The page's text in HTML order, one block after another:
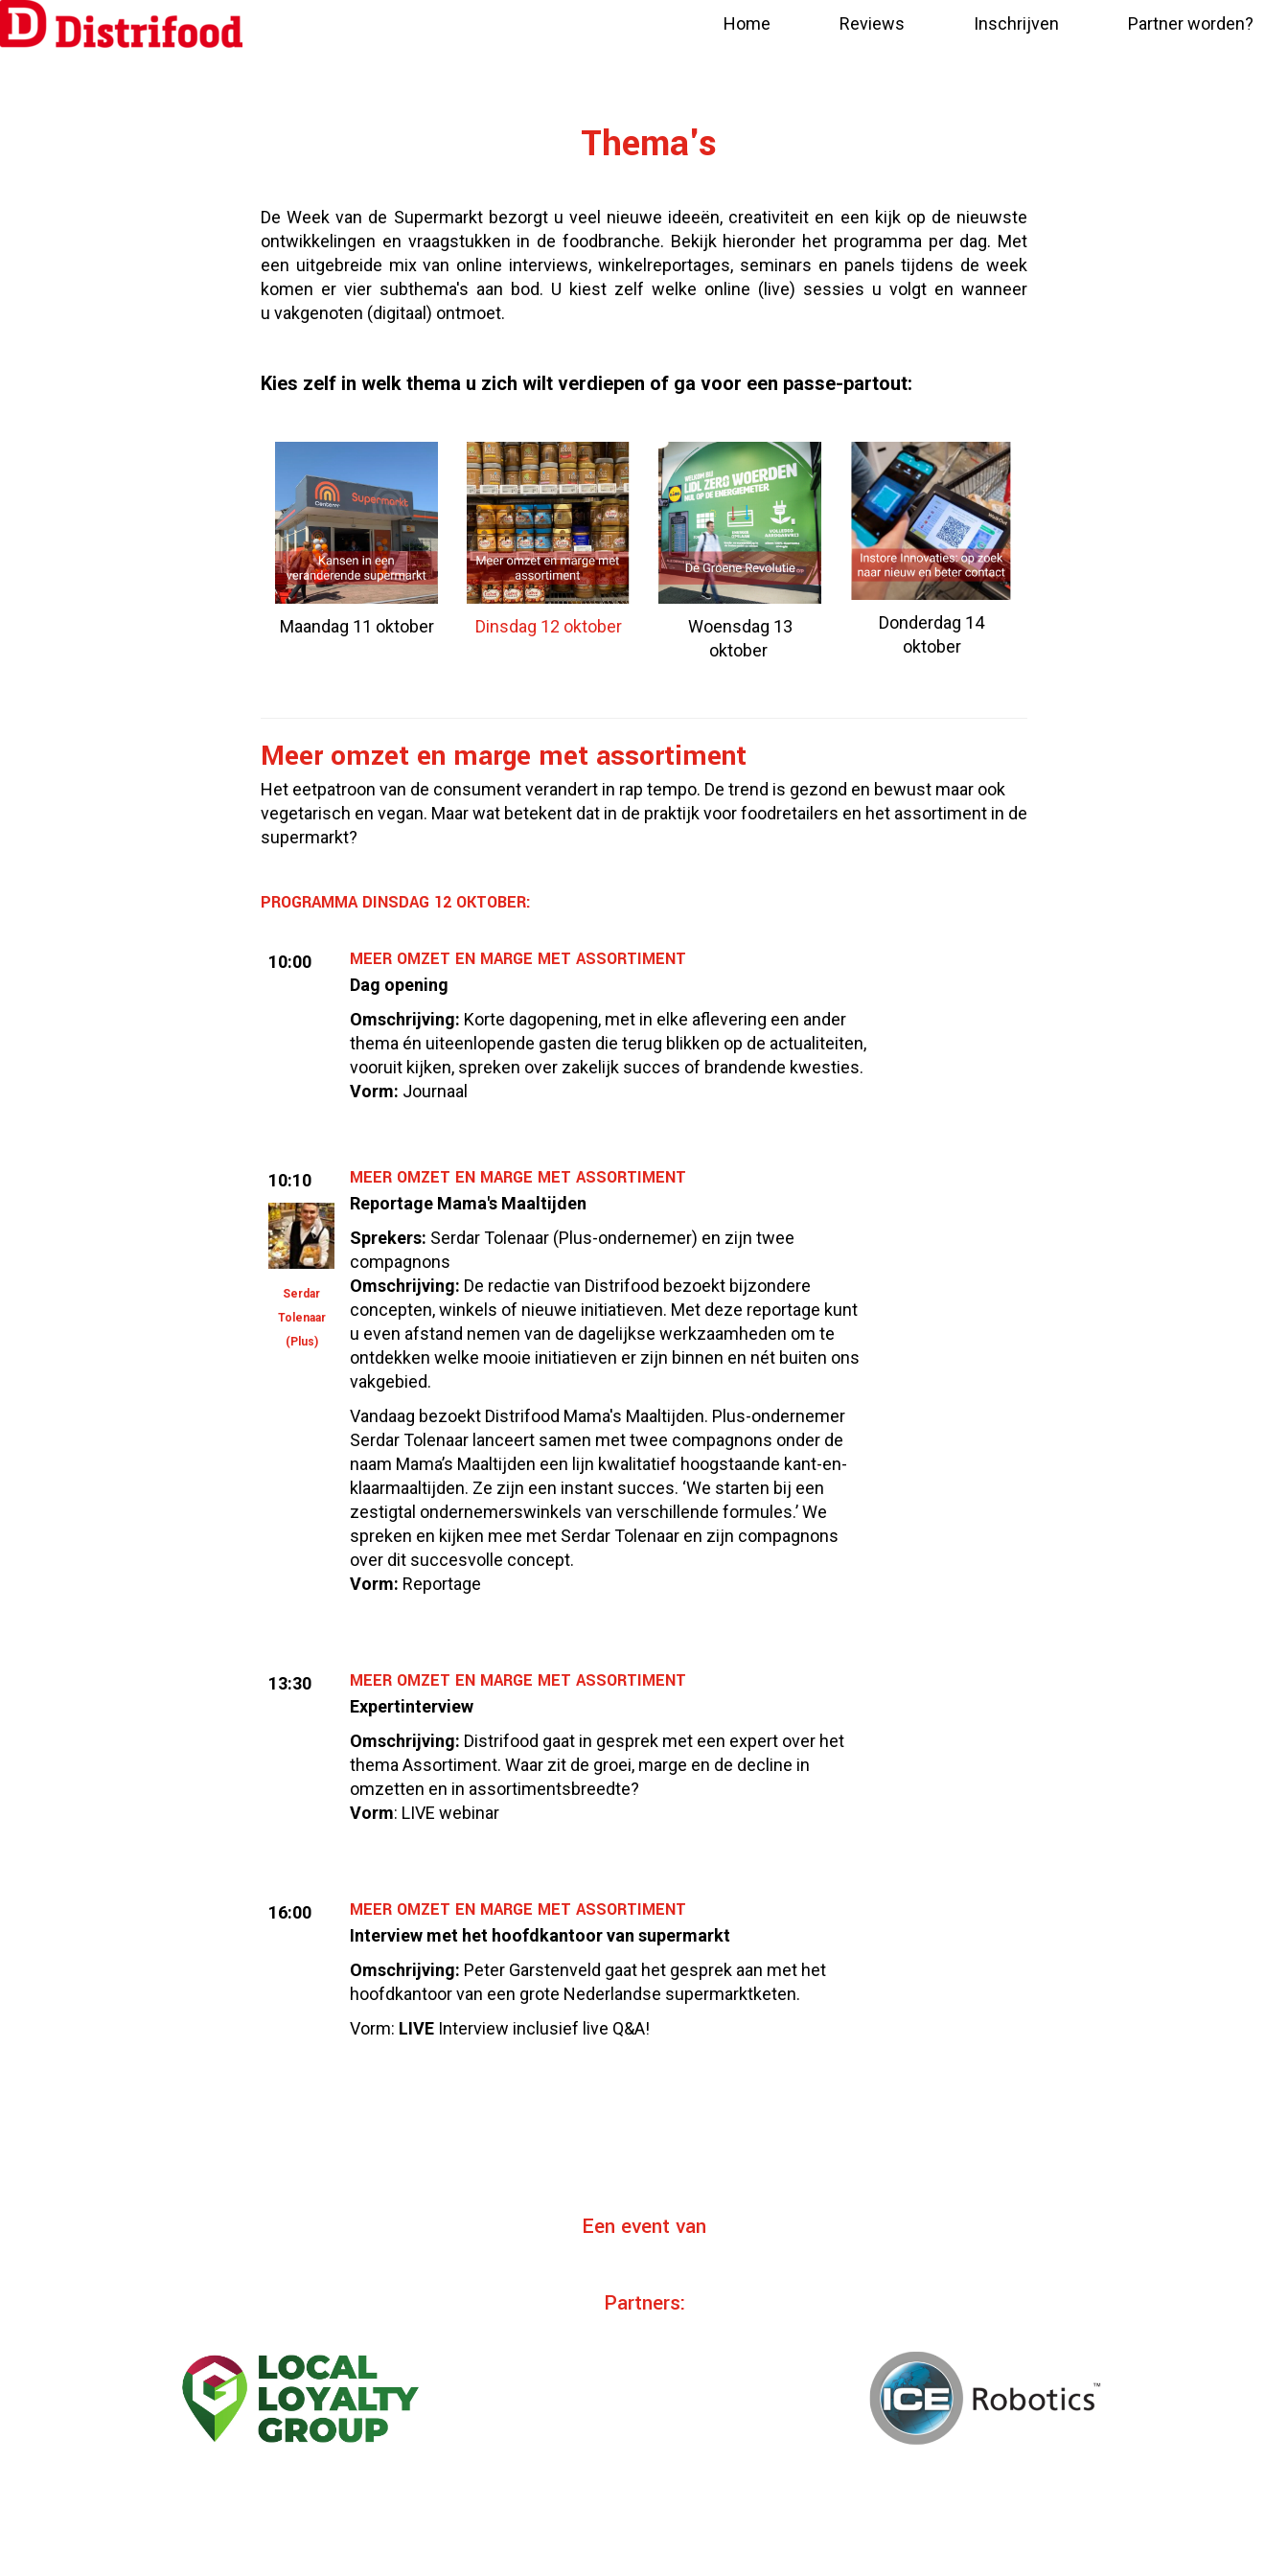
Home Reviews Inschrijven Partner worden?
Thema's
De Week van de Supermarkt bezorgt u veel nieuwe ideeën, creativiteit en een kijk op de nieuwste
ontwikkelingen en vraagstukken in de foodbranche. Bekijk hieronder het programma per dag. Met
een uitgebreide mix van online interviews, winkelreportages, seminars en panels tijdens de week
komen er vier subthema's aan bod. U kiest zelf welke online (live) sessies u volgt en wanneer
u vakgenoten (digitaal) ontmoet.
Kies zelf in welk thema u zich wilt verdiepen of ga voor een passe-partout:
Maandag 11 oktober Dinsdag 12 oktober
Woensdag 13
oktober
Donderdag 14
oktober
Meer omzet en marge met assortiment
Het eetpatroon van de consument verandert in rap tempo. De trend is gezond en bewust maar ook
vegetarisch en vegan. Maar wat betekent dat in de praktijk voor foodretailers en het assortiment in de
supermarkt?
PROGRAMMA DINSDAG 12 OKTOBER:
10:00 MEER OMZET EN MARGE MET ASSORTIMENT
Dag opening
Omschrijving: Korte dagopening, met in elke aflevering een ander
thema én uiteenlopende gasten die terug blikken op de actualiteiten,
vooruit kijken, spreken over zakelijk succes of brandende kwesties.
Vorm: Journaal
10:10
Serdar
Tolenaar
(Plus)
MEER OMZET EN MARGE MET ASSORTIMENT
Reportage Mama's Maaltijden
Sprekers: Serdar Tolenaar (Plus-ondernemer) en zijn twee
compagnons
Omschrijving: De redactie van Distrifood bezoekt bijzondere
concepten, winkels of nieuwe initiatieven. Met deze reportage kunt
u even afstand nemen van de dagelijkse werkzaamheden om te
ontdekken welke mooie initiatieven er zijn binnen en nét buiten ons
vakgebied.
Vandaag bezoekt Distrifood Mama's Maaltijden. Plus-ondernemer
Serdar Tolenaar lanceert samen met twee compagnons onder de
naam Mama’s Maaltijden een lijn kwalitatief hoogstaande kant-en-
klaarmaaltijden. Ze zijn een instant succes. ‘We starten bij een
zestigtal ondernemerswinkels van verschillende formules.’ We
spreken en kijken mee met Serdar Tolenaar en zijn compagnons
over dit succesvolle concept.
Vorm: Reportage
13:30 MEER OMZET EN MARGE MET ASSORTIMENT
Expertinterview
Omschrijving: Distrifood gaat in gesprek met een expert over het
thema Assortiment. Waar zit de groei, marge en de decline in
omzetten en in assortimentsbreedte?
Vorm: LIVE webinar
16:00 MEER OMZET EN MARGE MET ASSORTIMENT
Interview met het hoofdkantoor van supermarkt
Omschrijving: Peter Garstenveld gaat het gesprek aan met het
hoofdkantoor van een grote Nederlandse supermarktketen.
Vorm: LIVE Interview inclusief live Q&A!
Een event van
Partners: